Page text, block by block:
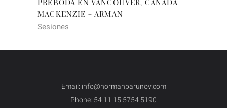
PREBODA EN VANCOUVER, CANADÁ –
MACKENZIE + ARMAN
Sesiones
Email: info@normanparunov.com
Phone: 54 11 15 5754 5190